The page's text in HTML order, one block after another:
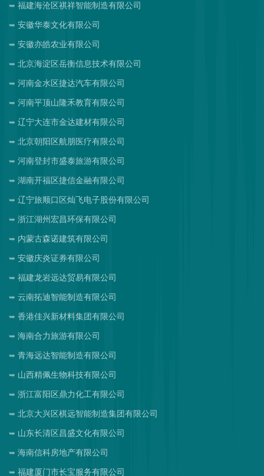
福建海沧区祺祥智能制造有限公司
安徽华泰文化有限公司
安徽亦皓农业有限公司
北京海淀区岳衡信息技术有限公司
河南金水区捷达汽车有限公司
河南平顶山隆禾教育有限公司
辽宁大连市金达建材有限公司
北京朝阳区航朋医疗有限公司
河南登封市盛泰旅游有限公司
湖南开福区捷信金融有限公司
辽宁旅顺口区灿飞电子股份有限公司
浙江湖州宏昌环保有限公司
内蒙古森诺建筑有限公司
安徽庆炎证券有限公司
福建龙岩远达贸易有限公司
云南拓迪智能制造有限公司
香港佳兴新材料集团有限公司
海南合力旅游有限公司
青海远达智能制造有限公司
山西精佩生物科技有限公司
浙江富阳区鼎力化工有限公司
北京大兴区棋远智能制造集团有限公司
山东长清区昌盛文化有限公司
海南信科房地产有限公司
福建厦门市长宝服务有限公司